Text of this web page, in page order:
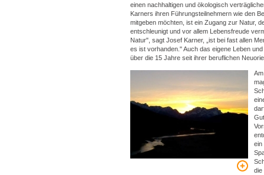
einen nachhaltigen und ökologisch
Karners ihren Führungsteilnehmern wie den
mitgeben möchten, ist ein Zugang zur Natur,
entschleunigt und vor allem Lebensfreude
Natur", sagt Josef Karner, „ist bei fast allen
es ist vorhanden." Auch das eigene Leben
über die 15 Jahre seit ihrer beruflichen
ein
die